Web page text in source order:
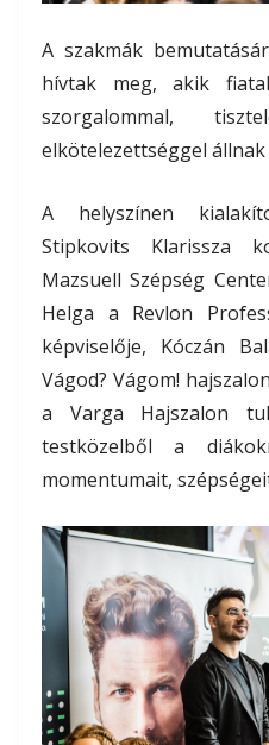
A szakmák
hívtak meg, akik
szorgalommal,
elkötelezettséggel
A helyszínen
Stipkovits Klarissza
Mazsuell Szépség
Helga a Revlon
képviselője, Kóczán
Vágod? Vágom!
a Varga Hajszalon
testközelből a
momentumait,